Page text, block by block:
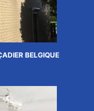
BELGIQUE